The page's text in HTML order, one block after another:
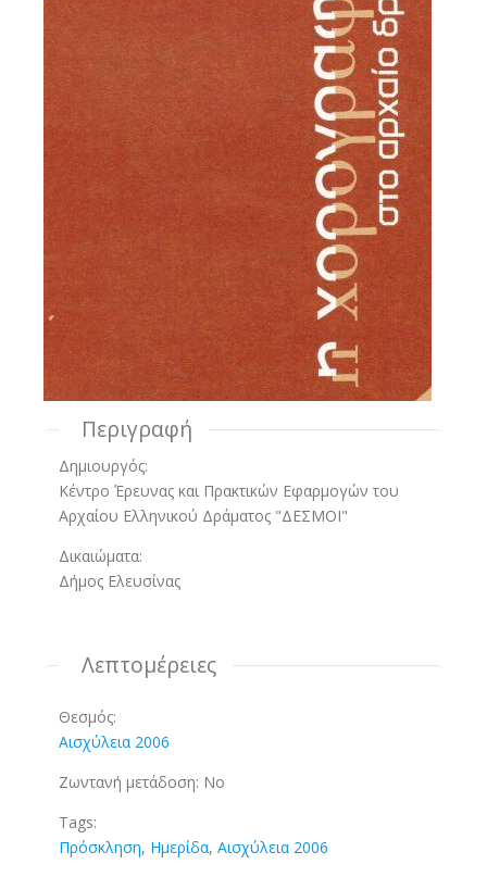
Περιγραφή
Δημιουργός:
Κέντρο Έρευνας και Πρακτικών Εφαρμογών του
Αρχαίου Ελληνικού Δράματος "ΔΕΣΜΟΙ"
Δικαιώματα:
Δήμος Ελευσίνας
Λεπτομέρειες
Θεσμός:
Αισχύλεια 2006
Ζωντανή μετάδοση: No
Tags:
Πρόσκληση, Ημερίδα, Αισχύλεια 2006